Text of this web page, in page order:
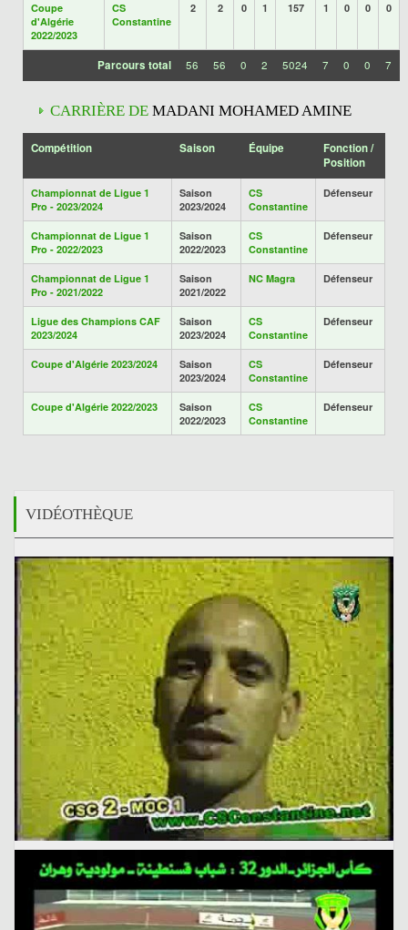
Coupe
d'Algérie
2022/2023
CS
Constantine
2 2 0 1 157 1 0 0 0
Parcours total 56 56 0 2 5024 7 0 0 7
CARRIÈRE DE MADANI MOHAMED AMINE
Compétition Saison Équipe
Fonction /
Position
Championnat de Ligue 1
Pro - 2023/2024
Saison
2023/2024
CS
Constantine
Défenseur
Championnat de Ligue 1
Pro - 2022/2023
Saison
2022/2023
CS
Constantine
Défenseur
Championnat de Ligue 1
Pro - 2021/2022
Saison
2021/2022
NC Magra Défenseur
Ligue des Champions CAF
2023/2024
Saison
2023/2024
CS
Constantine
Défenseur
Coupe d'Algérie 2023/2024
Saison
2023/2024
CS
Constantine
Défenseur
Coupe d'Algérie 2022/2023
Saison
2022/2023
CS
Constantine
Défenseur
VIDÉOTHÈQUE